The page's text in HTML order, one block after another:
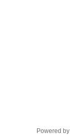
Powered by